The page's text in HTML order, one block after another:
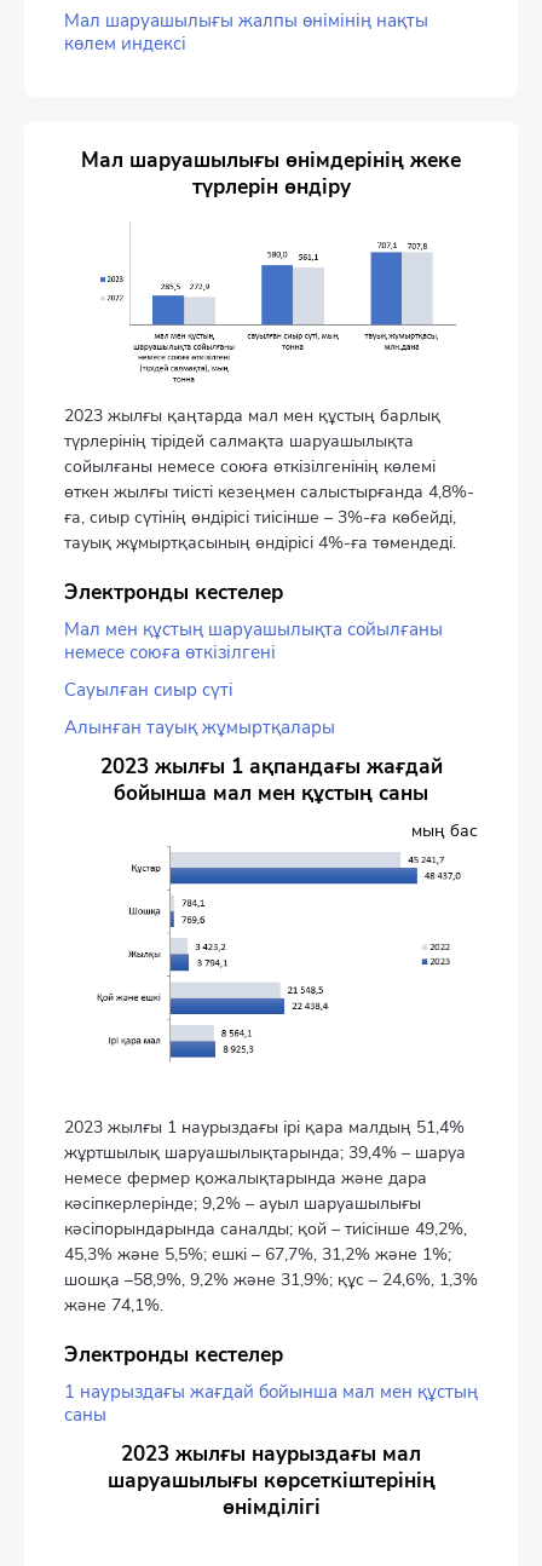
Мал шаруашылығы жалпы өнімінің нақты
көлем индексі
Мал шаруашылығы өнімдерінің жеке
түрлерін өндіру
2023 жылғы қаңтарда мал мен құстың барлық
түрлерінің тірідей салмақта шаруашылықта
сойылғаны немесе союға өткізілгенінің көлемі
өткен жылғы тиісті кезеңмен салыстырғанда 4,8%-
ға, сиыр сүтінің өндірісі тиісінше – 3%-ға көбейді,
тауық жұмыртқасының өндірісі 4%-ға төмендеді.
Электронды кестелер
Мал мен құстың шаруашылықта сойылғаны
немесе союға өткізілгені
Сауылған сиыр сүтi
Алынған тауық жұмыртқалары
2023 жылғы 1 ақпандағы жағдай
бойынша мал мен құстың саны
мың бас
2023 жылғы 1 наурыздағы ірі қара малдың 51,4%
жұртшылық шаруашылықтарында; 39,4% – шаруа
немесе фермер қожалықтарында және дара
кәсіпкерлерінде; 9,2% – ауыл шаруашылығы
кәсіпорындарында саналды; қой – тиісінше 49,2%,
45,3% және 5,5%; ешкі – 67,7%, 31,2% және 1%;
шошқа –58,9%, 9,2% және 31,9%; құс – 24,6%, 1,3%
және 74,1%.
Электронды кестелер
1 наурыздағы жағдай бойынша мал мен құстың
саны
2023 жылғы наурыздағы мал
шаруашылығы көрсеткіштерінің
өнімділігі